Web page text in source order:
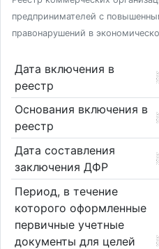
предпринимателей с
правонарушений в
Дата включения в
реестр
Основания включения в
реестр
Дата составления
заключения ДФР
Период, в течение
которого оформленные
первичные учетные
документы для целей